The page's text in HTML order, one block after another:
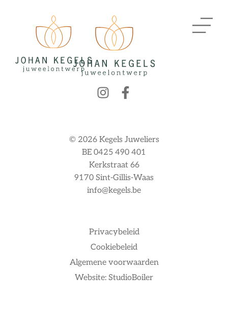
Privacybeleid
Cookiebeleid
Algemene voorwaarden
Website: StudioBoiler
© 2026 Kegels Juweliers
BE 0425 490 401
Kerkstraat 66
9170 Sint-Gillis-Waas
info@kegels.be